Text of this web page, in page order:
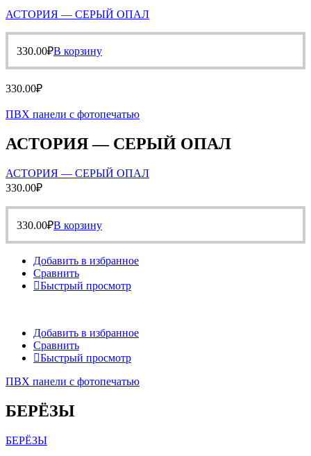
АСТОРИЯ — СЕРЫЙ ОПАЛ
330.00₽В корзину
330.00₽
ПВХ панели с фотопечатью
АСТОРИЯ — СЕРЫЙ ОПАЛ
АСТОРИЯ — СЕРЫЙ ОПАЛ
330.00₽
330.00₽В корзину
Добавить в избранное
Сравнить
Быстрый просмотр
Добавить в избранное
Сравнить
Быстрый просмотр
ПВХ панели с фотопечатью
БЕРЁЗЫ
БЕРЁЗЫ